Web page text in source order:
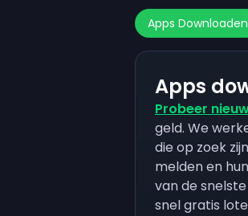
Apps Downloaden
Apps
Probeer
geld. We
die op zoek
melden en
van de
snel gratis